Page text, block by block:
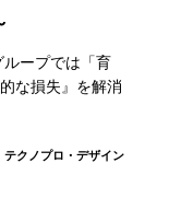
ープでは「育
な損失』を解消
テクノプロ・デザイン